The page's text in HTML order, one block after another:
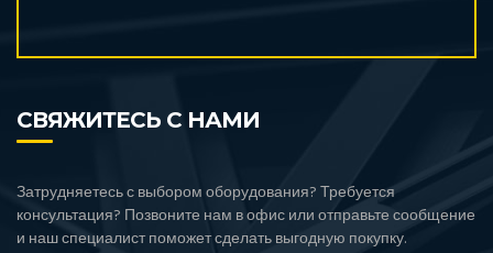
СВЯЖИТЕСЬ С НАМИ
Затрудняетесь с выбором оборудования? Требуется
консультация? Позвоните нам в офис или отправьте сообщение
и наш специалист поможет сделать выгодную покупку.